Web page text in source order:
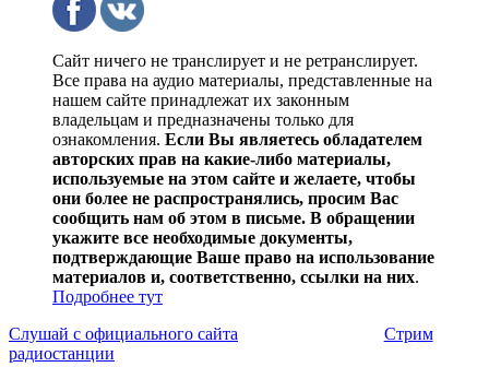
Сайт ничего не транслирует и не ретранслирует.
Все права на аудио материалы, представленные на
нашем сайте принадлежат их законным
владельцам и предназначены только для
ознакомления. Если Вы являетесь обладателем
авторских прав на какие-либо материалы,
используемые на этом сайте и желаете, чтобы
они более не распространялись, просим Вас
сообщить нам об этом в письме. В обращении
укажите все необходимые документы,
подтверждающие Ваше право на использование
материалов и, соответственно, ссылки на них.
Подробнее тут
Слушай с официального сайта
Стрим
радиостанции